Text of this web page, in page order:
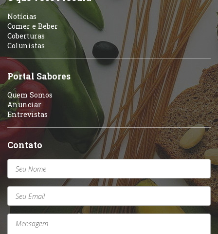
Portuguesa
Self-service
Sobremesas e sorvetes
Variados
Notícias
Comer e Beber
Coberturas
Colunistas
Portal Sabores
Quem Somos
Anunciar
Entrevistas
Contato